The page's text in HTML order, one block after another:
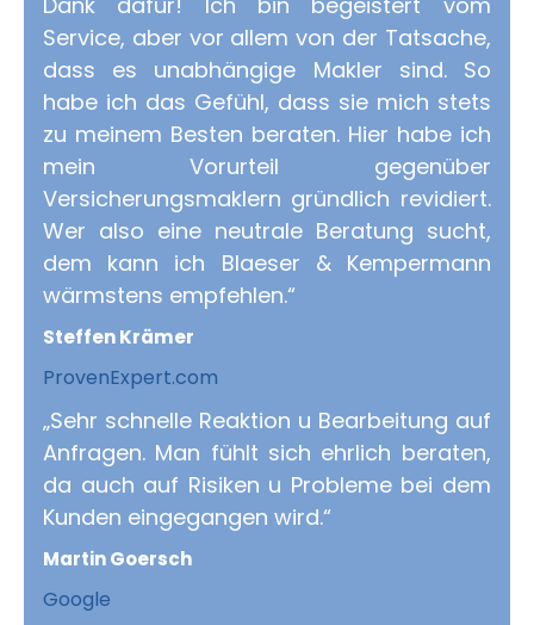
Service, aber vor allem von der Tatsache,
dass es unabhängige Makler sind. So
habe ich das Gefühl, dass sie mich stets
zu meinem Besten beraten. Hier habe ich
mein Vorurteil gegenüber
Versicherungsmaklern gründlich revidiert.
Wer also eine neutrale Beratung sucht,
dem kann ich Blaeser & Kempermann
wärmstens empfehlen.“
Steffen Krämer
ProvenExpert.com
„Sehr schnelle Reaktion u Bearbeitung auf
Anfragen. Man fühlt sich ehrlich beraten,
da auch auf Risiken u Probleme bei dem
Kunden eingegangen wird.“
Martin Goersch
Google